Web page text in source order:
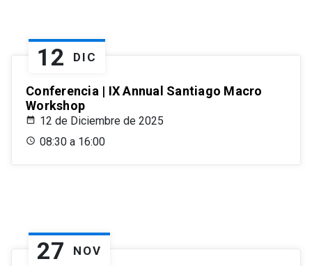
12 DIC
Conferencia | IX Annual Santiago Macro
Workshop
12 de Diciembre de 2025
08:30 a 16:00
27 NOV